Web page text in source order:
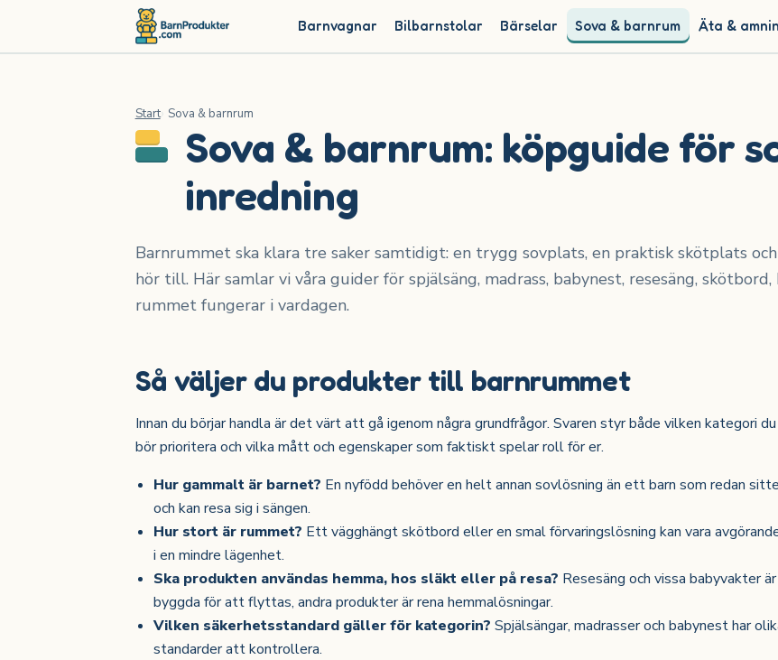
Barnvagnar Bilbarnstolar Bärselar Sova & barnrum Äta &
Start Sova & barnrum
Sova & barnrum: köpguide för
inredning
Barnrummet ska klara tre saker samtidigt: en trygg sovplats, en praktisk skötplats
hör till. Här samlar vi våra guider för spjälsäng, madrass, babynest, resesäng,
rummet fungerar i vardagen.
Så väljer du produkter till barnrummet
Innan du börjar handla är det värt att gå igenom några grundfrågor. Svaren styr både vilken kategori du
bör prioritera och vilka mått och egenskaper som faktiskt spelar roll för er.
Hur gammalt är barnet? En nyfödd behöver en helt annan sovlösning än ett barn som redan
och kan resa sig i sängen.
Hur stort är rummet? Ett vägghängt skötbord eller en smal förvaringslösning kan vara
i en mindre lägenhet.
Ska produkten användas hemma, hos släkt eller på resa? Resesäng och vissa babyvakter är
byggda för att flyttas, andra produkter är rena hemmalösningar.
Vilken säkerhetsstandard gäller för kategorin? Spjälsängar, madrasser och babynest har
standarder att kontrollera.